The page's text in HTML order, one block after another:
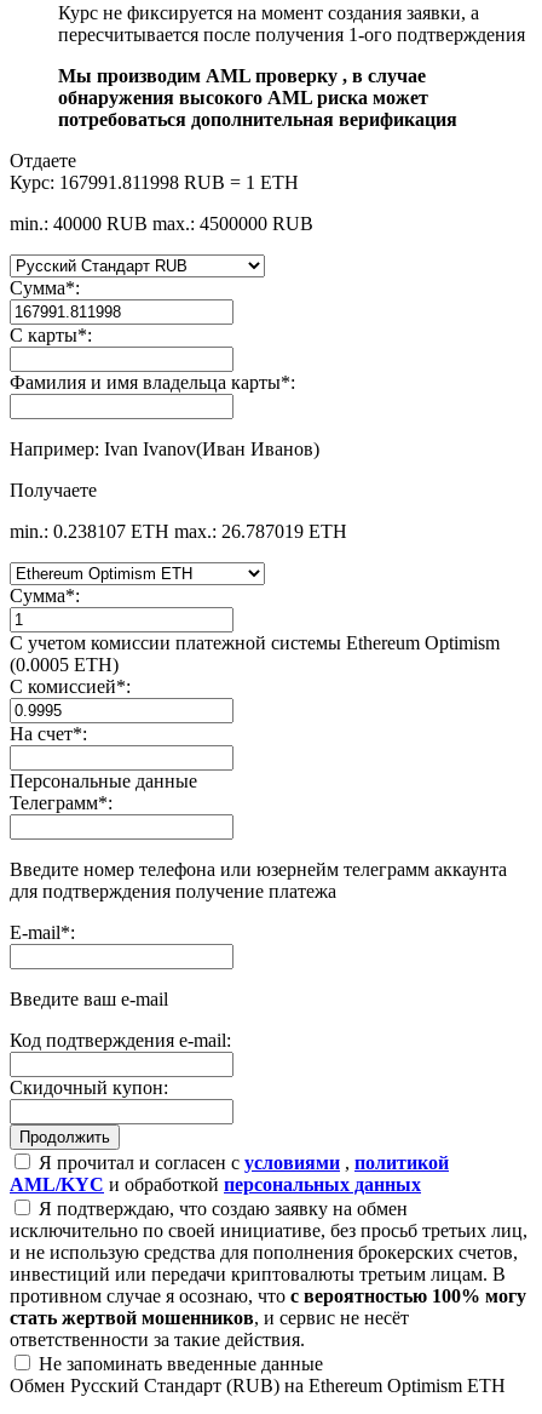
Курс не фиксируется на момент создания заявки, а
пересчитывается после получения 1-ого подтверждения
Мы производим AML проверку , в случае
обнаружения высокого AML риска может
потребоваться дополнительная верификация
Отдаете
Курс: 167991.811998 RUB = 1 ETH
min.: 40000 RUB max.: 4500000 RUB
Сумма*:
С карты*:
Фамилия и имя владельца карты*:
Например: Ivan Ivanov(Иван Иванов)
Получаете
min.: 0.238107 ETH max.: 26.787019 ETH
Сумма*:
С учетом комиссии платежной системы Ethereum Optimism
(0.0005 ETH)
С комиссией*:
На счет*:
Персональные данные
Телеграмм*:
Введите номер телефона или юзернейм телеграмм аккаунта
для подтверждения получение платежа
E-mail*:
Введите ваш e-mail
Код подтверждения e-mail:
Скидочный купон:
Я прочитал и согласен с условиями , политикой
AML/KYC и обработкой персональных данных
Я подтверждаю, что создаю заявку на обмен
исключительно по своей инициативе, без просьб третьих лиц,
и не использую средства для пополнения брокерских счетов,
инвестиций или передачи криптовалюты третьим лицам. В
противном случае я осознаю, что с вероятностью 100% могу
стать жертвой мошенников, и сервис не несёт
ответственности за такие действия.
Не запоминать введенные данные
Обмен Русский Стандарт (RUB) на Ethereum Optimism ETH